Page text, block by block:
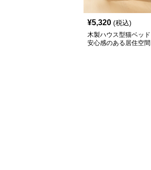
¥5,320 (税込)
木製ハウス型猫ベッド
安心感のある居住空間